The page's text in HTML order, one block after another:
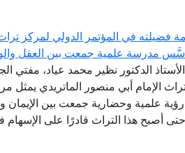
فضيلته في المؤتمر الدولي لمركز
أسَّس مدرسة علمية جمعت بين العقل
الدكتور نظير محمد عياد، مفتي
الإمام أبي منصور الماتريدي يمثل
علمية وحضارية جمعت بين الإيمان
أصبح هذا التراث قادرًا على